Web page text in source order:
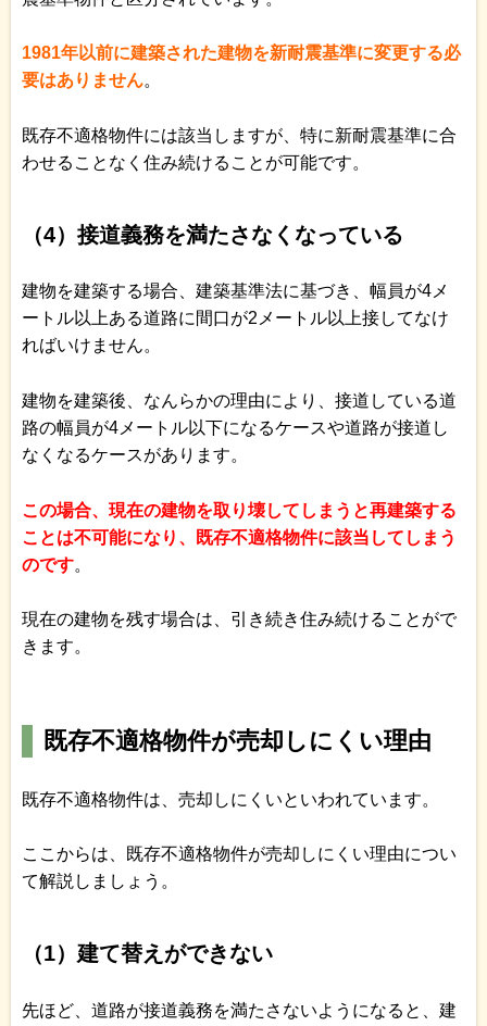
1981年以前に建築された建物を新耐震基準に変更する必
要はありません。
既存不適格物件には該当しますが、特に新耐震基準に合
わせることなく住み続けることが可能です。
（4）接道義務を満たさなくなっている
建物を建築する場合、建築基準法に基づき、幅員が4メ
ートル以上ある道路に間口が2メートル以上接してなけ
ればいけません。
建物を建築後、なんらかの理由により、接道している道
路の幅員が4メートル以下になるケースや道路が接道し
なくなるケースがあります。
この場合、現在の建物を取り壊してしまうと再建築する
ことは不可能になり、既存不適格物件に該当してしまう
のです。
現在の建物を残す場合は、引き続き住み続けることがで
きます。
既存不適格物件が売却しにくい理由
既存不適格物件は、売却しにくいといわれています。
ここからは、既存不適格物件が売却しにくい理由につい
て解説しましょう。
（1）建て替えができない
先ほど、道路が接道義務を満たさないようになると、建